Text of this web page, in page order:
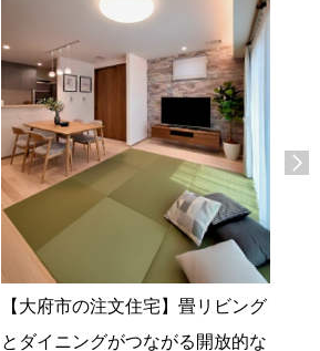
【大府市の注文住宅】畳リビング
とダイニングがつながる開放的な